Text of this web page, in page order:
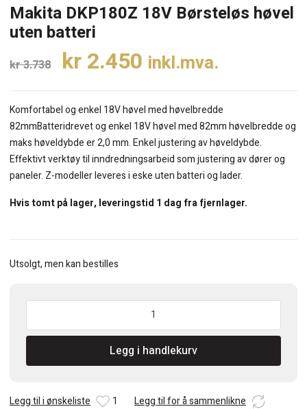
Makita DKP180Z 18V Børsteløs høvel
uten batteri
kr3.738 Opprinnelig
var:
kr 3.738.
kr2.450 Nåværende
er:
kr 2.450.
inkl.mva.
Komfortabel og enkel 18V høvel med høvelbredde
82mmBatteridrevet og enkel 18V høvel med 82mm høvelbredde og
maks høveldybde er 2,0 mm. Enkel justering av høveldybde.
Effektivt verktøy til inndredningsarbeid som justering av dører og
paneler. Z-modeller leveres i eske uten batteri og lader.
Hvis tomt på lager, leveringstid 1 dag fra fjernlager.
Utsolgt, men kan bestilles
Makita
18V
høvel
batteri
Legg i handlekurv
Legg til i ønskeliste 1 Legg til for å sammenlikne